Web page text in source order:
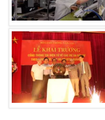
VTV4
VTV9
Liên hệ tòa soạn
THỜI BÁO VTV